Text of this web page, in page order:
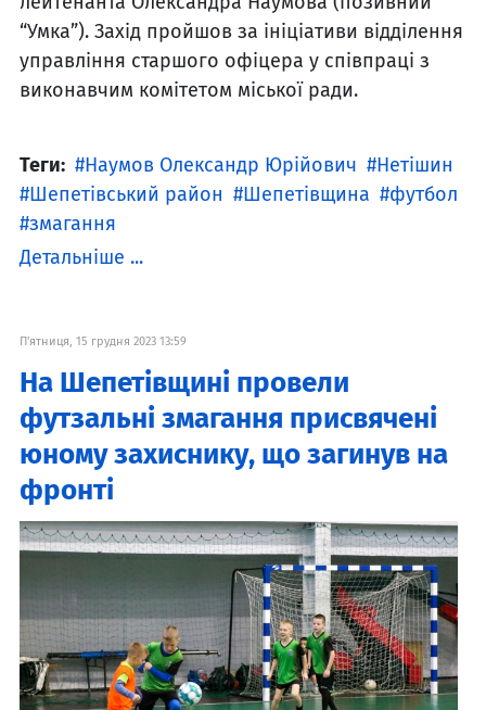
“Умка”). Захід пройшов за ініціативи відділення
управління старшого офіцера у співпраці з
виконавчим комітетом міської ради.
Теги: Наумов Олександр Юрійович
Нетішин
Шепетівський район
Шепетівщина
футбол
змагання
Детальніше ...
П'ятниця, 15 грудня 2023 13:59
На Шепетівщині провели
футзальні змагання присвячені
юному захиснику, що загинув на
фронті